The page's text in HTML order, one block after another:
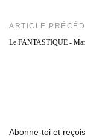
ARTICLE
Le FANTASTIQUE -
Abonne-toi et